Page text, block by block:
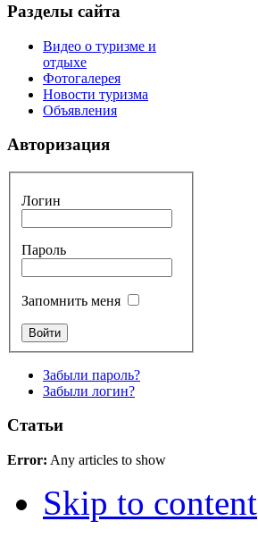
Разделы сайта
Видео о туризме и
отдыхе
Фотогалерея
Новости туризма
Объявления
Авторизация
Логин
Пароль
Запомнить меня
Забыли пароль?
Забыли логин?
Статьи
Error: Any articles to show
Skip to content